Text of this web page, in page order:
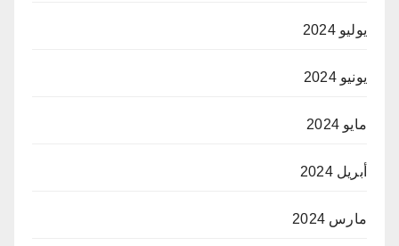
يوليو 2024
يونيو 2024
مايو 2024
أبريل 2024
مارس 2024